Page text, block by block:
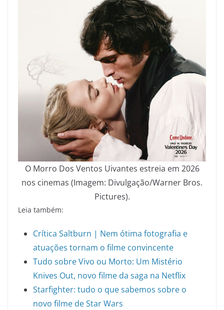
O Morro Dos Ventos Uivantes estreia em 2026
nos cinemas (Imagem: Divulgação/Warner Bros.
Pictures).
Leia também:
Crítica Saltburn | Nem ótima fotografia e
atuações tornam o filme convincente
Tudo sobre Vivo ou Morto: Um Mistério
Knives Out, novo filme da saga na Netflix
Starfighter: tudo o que sabemos sobre o
novo filme de Star Wars